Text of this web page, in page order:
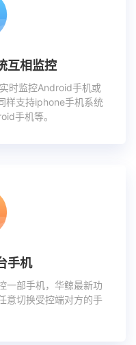
互相监控
时监控Android手机或
样支持iphone手机系统
手机等。
手机
一部手机，华鲸最新功
意切换受控端对方的手